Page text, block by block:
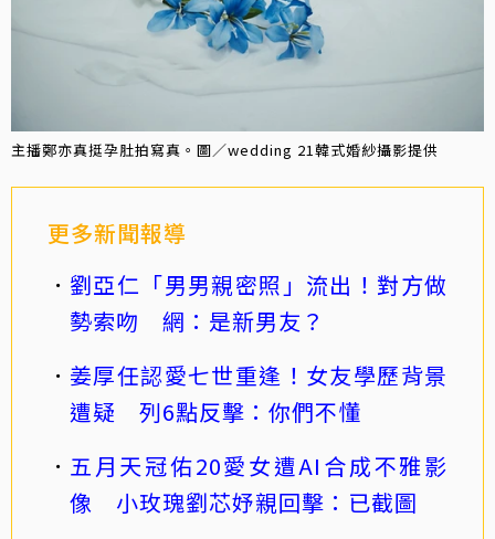
主播鄭亦真挺孕肚拍寫真。圖／wedding 21韓式婚紗攝影提供
更多新聞報導
劉亞仁「男男親密照」流出！對方做
勢索吻 網：是新男友？
姜厚任認愛七世重逢！女友學歷背景
遭疑 列6點反擊：你們不懂
五月天冠佑20愛女遭AI合成不雅影
像 小玫瑰劉芯妤親回擊：已截圖